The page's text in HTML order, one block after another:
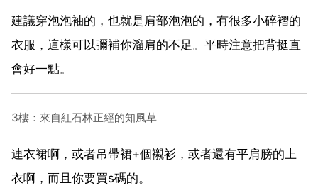
建議穿泡泡袖的，也就是肩部泡泡的，有很多小碎褶的
衣服，這樣可以彌補你溜肩的不足。平時注意把背挺直
會好一點。
3樓：來自紅石林正經的知風草
連衣裙啊，或者吊帶裙+個襯衫，或者還有平肩膀的上
衣啊，而且你要買s碼的。